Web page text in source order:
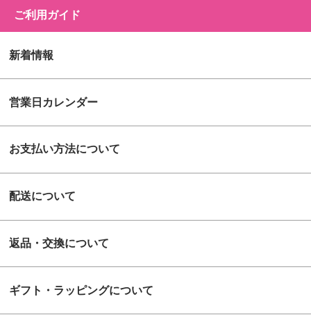
ご利用ガイド
新着情報
営業日カレンダー
お支払い方法について
配送について
返品・交換について
ギフト・ラッピングについて